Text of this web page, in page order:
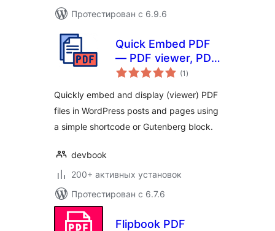
Протестирован с 6.9.6
Quick Embed PDF
— PDF viewer, PDF
embeds, PDF
Embedder
(1 общий
рейтинг
)
Quickly embed and display (viewer) PDF
files in WordPress posts and pages using
a simple shortcode or Gutenberg block.
devbook
200+ активных установок
Протестирован с 6.7.6
Flipbook PDF